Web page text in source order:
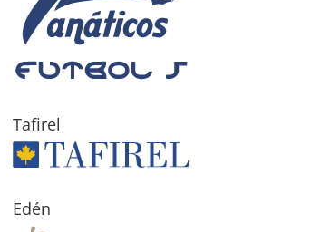
Tafirel
Edén